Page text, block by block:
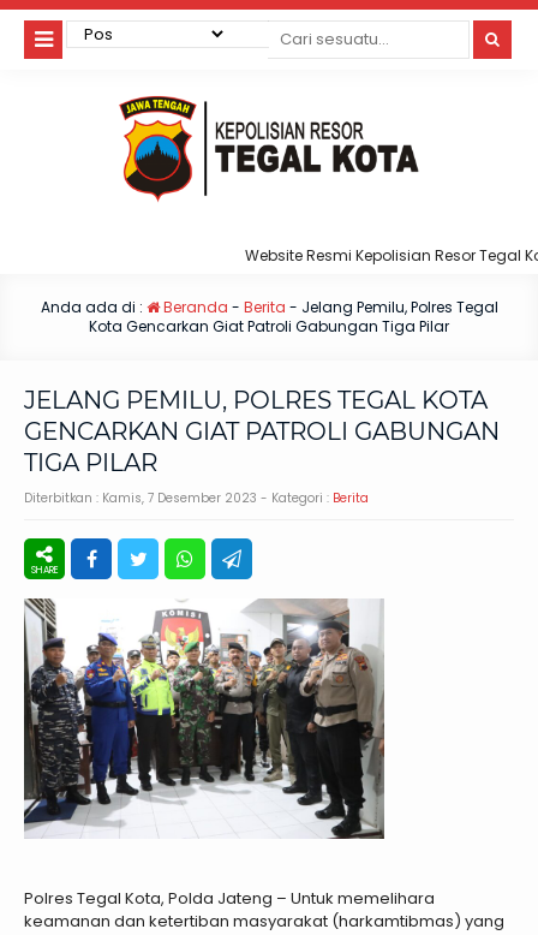
Website Resmi Kepolisian Resor Tegal Kota
Anda ada di : Beranda - Berita - Jelang Pemilu, Polres Tegal
Kota Gencarkan Giat Patroli Gabungan Tiga Pilar
JELANG PEMILU, POLRES TEGAL KOTA
GENCARKAN GIAT PATROLI GABUNGAN
TIGA PILAR
Diterbitkan : Kamis, 7 Desember 2023 - Kategori : Berita
Polres Tegal Kota, Polda Jateng – Untuk memelihara
keamanan dan ketertiban masyarakat (harkamtibmas) yang